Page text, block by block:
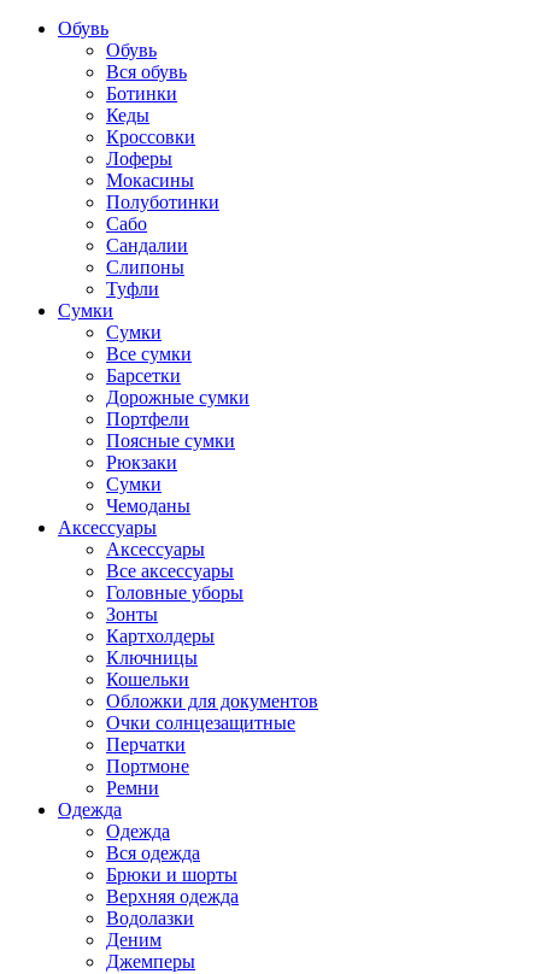
Обувь
Обувь
Вся обувь
Ботинки
Кеды
Кроссовки
Лоферы
Мокасины
Полуботинки
Сабо
Сандалии
Слипоны
Туфли
Сумки
Сумки
Все сумки
Барсетки
Дорожные сумки
Портфели
Поясные сумки
Рюкзаки
Сумки
Чемоданы
Аксессуары
Аксессуары
Все аксессуары
Головные уборы
Зонты
Картхолдеры
Ключницы
Кошельки
Обложки для документов
Очки солнцезащитные
Перчатки
Портмоне
Ремни
Одежда
Одежда
Вся одежда
Брюки и шорты
Верхняя одежда
Водолазки
Деним
Джемперы